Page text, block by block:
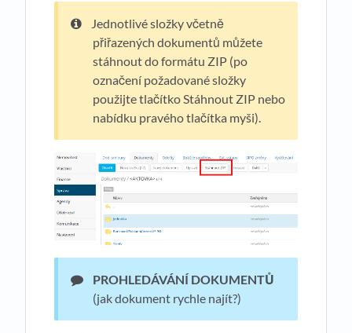
Jednotlivé složky včetně
přiřazených dokumentů můžete
stáhnout do formátu ZIP (po
označení požadované složky
použijte tlačítko Stáhnout ZIP nebo
nabídku pravého tlačítka myši).
PROHLEDÁVÁNÍ DOKUMENTŮ
(jak dokument rychle najít?)